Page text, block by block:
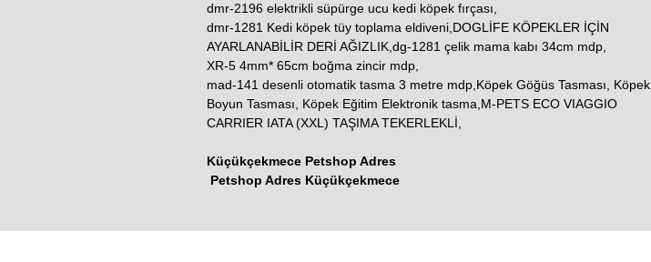
dmr-2196 elektrikli süpürge ucu kedi köpek fırçası,
dmr-1281 Kedi köpek tüy toplama eldiveni,DOGLİFE KÖPEKLER İÇİN
AYARLANABİLİR DERİ AĞIZLIK,dg-1281 çelik mama kabı 34cm mdp,
XR-5 4mm* 65cm boğma zincir mdp,
mad-141 desenli otomatik tasma 3 metre mdp,Köpek Göğüs Tasması, Köpek
Boyun Tasması, Köpek Eğitim Elektronik tasma,M-PETS ECO VIAGGIO
CARRIER IATA (XXL) TAŞIMA TEKERLEKLİ,
Küçükçekmece Petshop Adres
Petshop Adres Küçükçekmece